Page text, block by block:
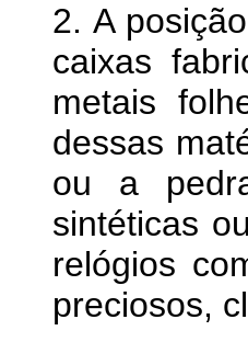
2. A
caixas
metais
dessas
ou a
sintéticas
relógios
preciosos,